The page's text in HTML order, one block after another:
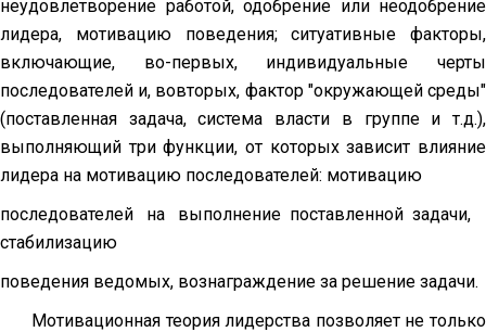
неудовлетворение работой, одобрение или неодобрение
лидера, мотивацию поведения; ситуативные факторы,
включающие, во-первых, индивидуальные черты
последователей и, вовторых, фактор "окружающей среды"
(поставленная задача, система власти в группе и т.д.),
выполняющий три функции, от которых зависит влияние
лидера на мотивацию последователей: мотивацию
последователей на выполнение поставленной задачи,
стабилизацию
поведения ведомых, вознаграждение за решение задачи.
Мотивационная теория лидерства позволяет не только